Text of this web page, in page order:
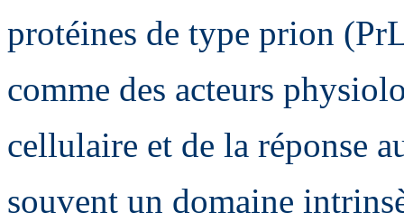
protéines de type prion
comme des acteurs
cellulaire et de la réponse
souvent un domaine